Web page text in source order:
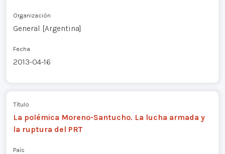
Organización
General [Argentina]
Fecha
2013-04-16
Título
La polémica Moreno-Santucho. La lucha armada y
la ruptura del PRT
País